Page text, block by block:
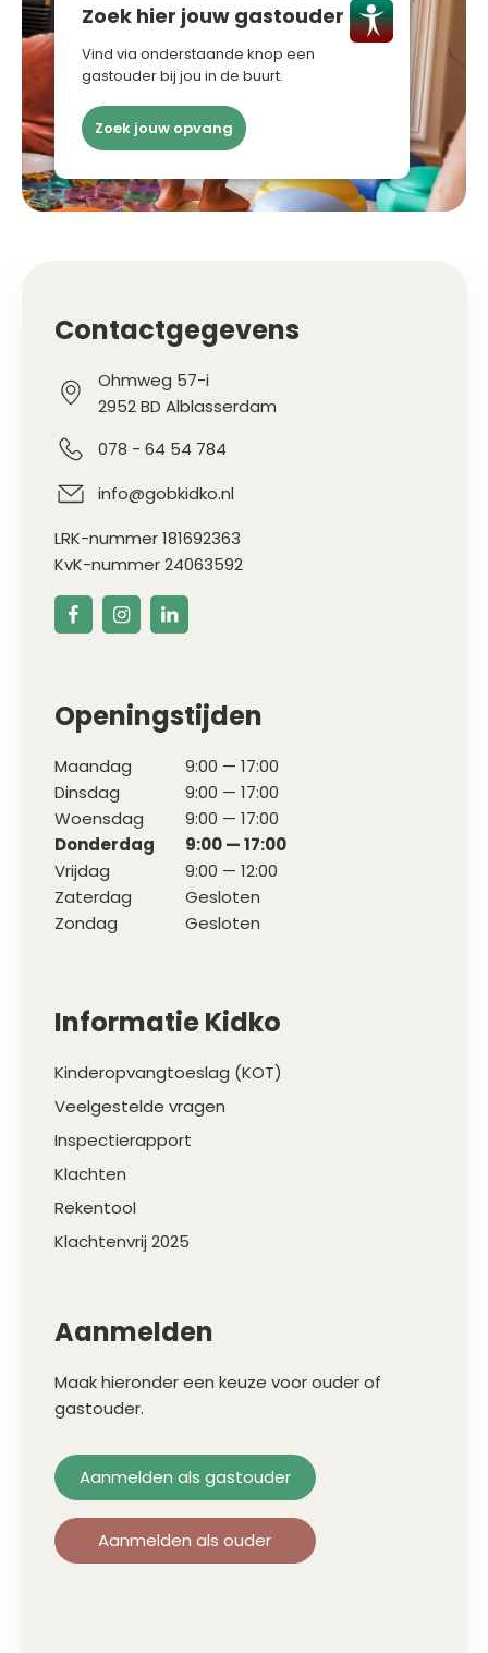
Zoek hier jouw gastouder
Vind via onderstaande knop een
gastouder bij jou in de buurt.
Zoek jouw opvang
Contactgegevens
Ohmweg 57-i
2952 BD Alblasserdam
078 - 64 54 784
info@gobkidko.nl
LRK-nummer 181692363
KvK-nummer 24063592
Openingstijden
Maandag
9:00 — 17:00
Dinsdag
9:00 — 17:00
Woensdag
9:00 — 17:00
Donderdag
9:00 — 17:00
Vrijdag
9:00 — 12:00
Zaterdag
Gesloten
Zondag
Gesloten
Informatie Kidko
Kinderopvangtoeslag (KOT)
Veelgestelde vragen
Inspectierapport
Klachten
Rekentool
Klachtenvrij 2025
Aanmelden
Maak hieronder een keuze voor ouder of
gastouder.
Aanmelden als gastouder
Aanmelden als ouder